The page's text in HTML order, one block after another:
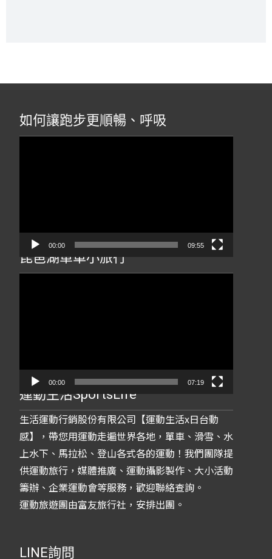
如何讓跑步更順暢、呼吸
00:00 09:55
琵琶湖單車小旅行
00:00 07:19
運動生活SportsLife
生活運動行銷股份有限公司【運動生活x日台動
感】，帶您用運動走遍世界各地，單車、滑雪、水
上水下、馬拉松、登山各式各的運動！我們團隊提
供運動旅行，媒體推廣、運動攝影製作、大小活動
籌辦、企業運動會等服務，歡迎聯絡查詢。
運動旅遊團由富友旅行社，安排出團。
LINE詢問